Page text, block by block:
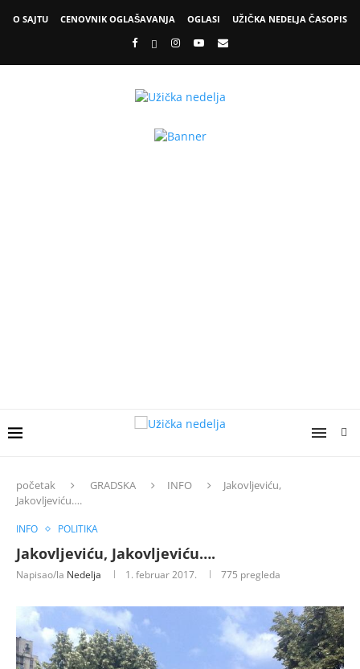
O SAJTU CENOVNIK OGLAŠAVANJA OGLASI UŽIČKA NEDELJA ČASOPIS
početak GRADSKA INFO
Jakovljeviću,
Jakovljeviću….
INFO POLITIKA
Jakovljeviću, Jakovljeviću….
Napisao/la Nedelja 1. februar 2017. 775 pregleda